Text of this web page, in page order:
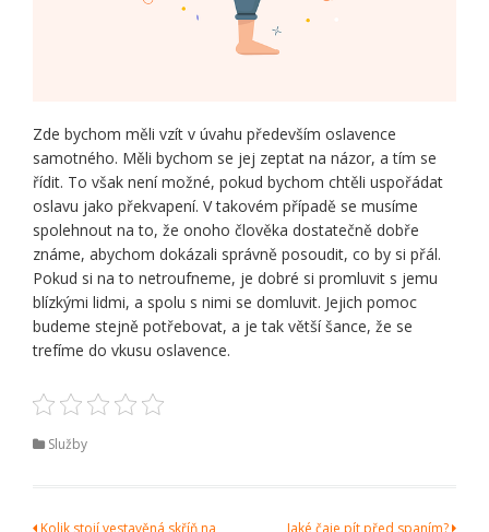
Zde bychom měli vzít v úvahu především oslavence
samotného. Měli bychom se jej zeptat na názor, a tím se
řídit. To však není možné, pokud bychom chtěli uspořádat
oslavu jako překvapení. V takovém případě se musíme
spolehnout na to, že onoho člověka dostatečně dobře
známe, abychom dokázali správně posoudit, co by si přál.
Pokud si na to netroufneme, je dobré si promluvit s jemu
blízkými lidmi, a spolu s nimi se domluvit. Jejich pomoc
budeme stejně potřebovat, a je tak větší šance, že se
trefíme do vkusu oslavence.
Služby
Kolik stojí vestavěná skříň na Jaké čaje pít před spaním?